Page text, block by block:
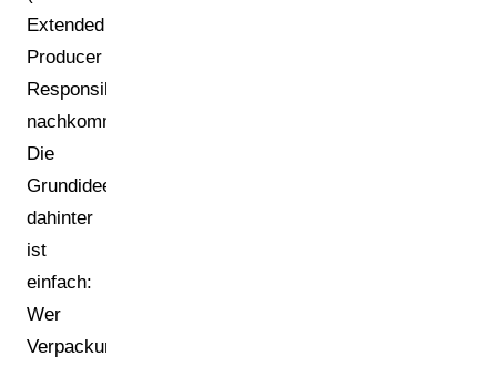
Extended
Producer
Responsibility)
nachkommt.
Die
Grundidee
dahinter
ist
einfach:
Wer
Verpackungen